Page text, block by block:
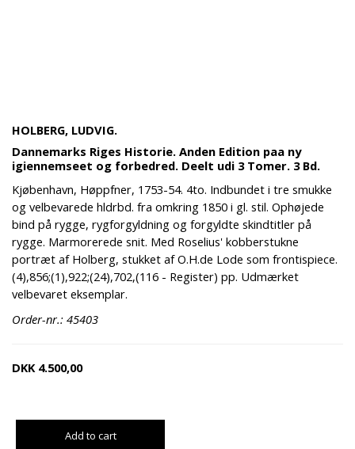
HOLBERG, LUDVIG.
Dannemarks Riges Historie. Anden Edition paa ny
igiennemseet og forbedred. Deelt udi 3 Tomer. 3 Bd.
Kjøbenhavn, Høppfner, 1753-54. 4to. Indbundet i tre smukke
og velbevarede hldrbd. fra omkring 1850 i gl. stil. Ophøjede
bind på rygge, rygforgyldning og forgyldte skindtitler på
rygge. Marmorerede snit. Med Roselius' kobberstukne
portræt af Holberg, stukket af O.H.de Lode som frontispiece.
(4),856;(1),922;(24),702,(116 - Register) pp. Udmærket
velbevaret eksemplar.
Order-nr.: 45403
DKK 4.500,00
Add to cart